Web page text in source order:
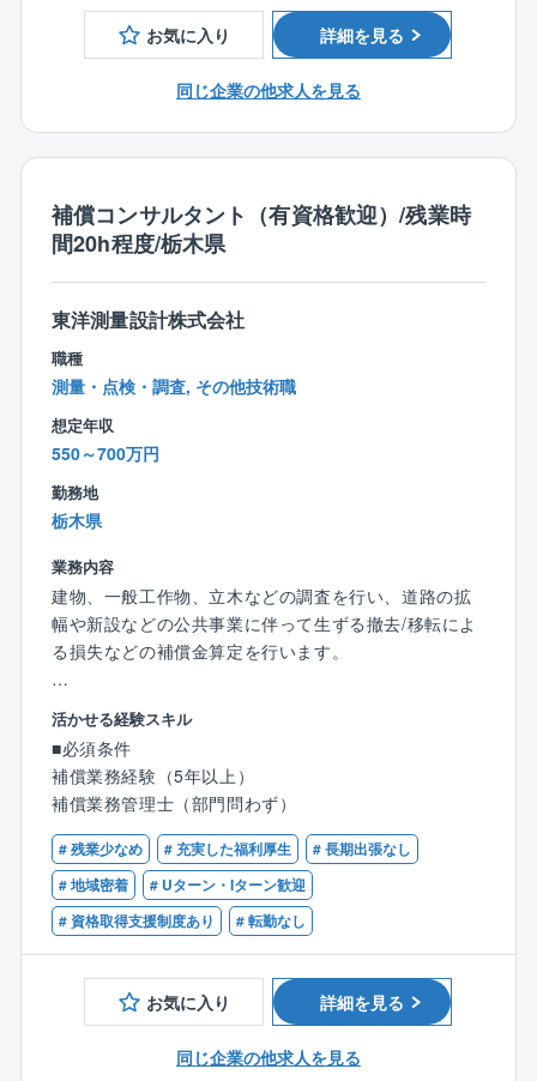
能性は0ではありません。
【同社について】
力製品としているメーカーです。
真空式温水ヒーターにおいて国内トップシェアを実現
しております。ボイラの種類は豊富にありますが、熱
エネルギーの利用方法もお客様によってさまざまで
す。
そういったお客様の要望に対して、多様な技術・製品
を用いた『トータルエンジニアリング』ができ、お客
様の要望に沿った最良のものを提案できる強みがあり
ます。
■特徴・魅力
る、人々の生活の利便性や安全性を守るのがこの土木
また、仕事の結果が後世に残るため、とてもやりがい
同社では多くの女性社員が活躍しており、設計課では
上記のとおり1名の女性が同社の設計業務を支えていま
す。
チームで行う仕事ですので、チームワークを大切にで
きる方を歓迎します。
お気に入り 詳細を見る
同じ企業の他求人を見る
補償コンサルタント（有資格歓迎）/残業時
間20h程度/栃木県
東洋測量設計株式会社
職種
測量・点検・調査, その他技術職
想定年収
550～700万円
勤務地
栃木県
業務内容
建物、一般工作物、立木などの調査を行い、道路の拡
幅や新設などの公共事業に伴って生ずる撤去/移転によ
る損失などの補償金算定を行います。
＜事業内容＞
物件補償調査算定/営業補償調査算定/工事損害事前事後
調査
■配属部署
技術部補償課に配属致します。60代男性1名、50代男
性1名、50代女性1名、40代女性1名、20代女性1名が
活躍しています。
有資格者の方を特に歓迎しております。
■特徴・魅力
人々の生活の再構築のための金額を算定する、とても
同社では多くの女性社員が活躍しており、補償課では
活かせる経験スキル
■必須条件
補償業務経験（5年以上）
補償業務管理士（部門問わず）
# 残業少なめ # 充実した福利厚生
# 長期出張なし
# 地域密着
# Uターン・Iターン歓迎
# 資格取得支援制度あり
# 転勤なし
お気に入り 詳細を見る
同じ企業の他求人を見る